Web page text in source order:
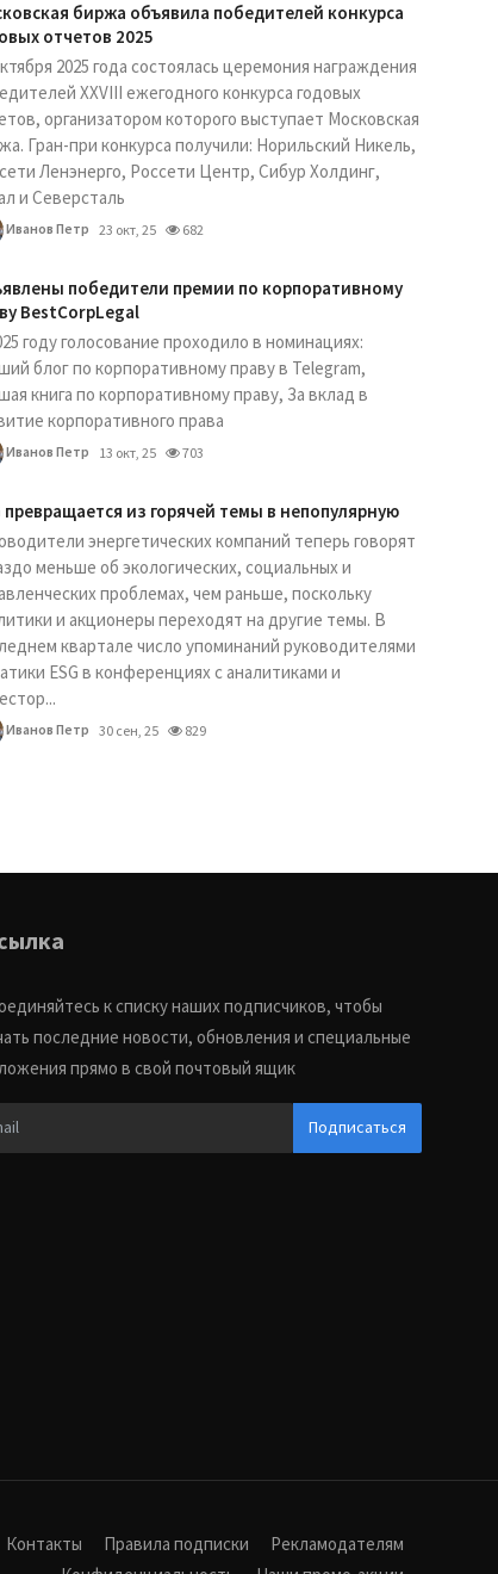
биржа объявила победителей конкурса
отчетов 2025
2025 года состоялась церемония награждения
XXVIII ежегодного конкурса годовых
организатором которого выступает Московская
Гран-при конкурса получили: Норильский Никель,
Ленэнерго, Россети Центр, Сибур Холдинг,
и Северсталь
Иванов Петр 23 окт, 25 682
победители премии по корпоративному
BestCorpLegal
году голосование проходило в номинациях:
блог по корпоративному праву в Telegram,
книга по корпоративному праву, За вклад в
корпоративного права
Иванов Петр 13 окт, 25 703
превращается из горячей темы в непопулярную
энергетических компаний теперь говорят
меньше об экологических, социальных и
проблемах, чем раньше, поскольку
и акционеры переходят на другие темы. В
квартале число упоминаний руководителями
ESG в конференциях с аналитиками и
Иванов Петр 30 сен, 25 829
к списку наших подписчиков, чтобы
последние новости, обновления и специальные
прямо в свой почтовый ящик
Подписаться
Контакты Правила подписки
Рекламодателям